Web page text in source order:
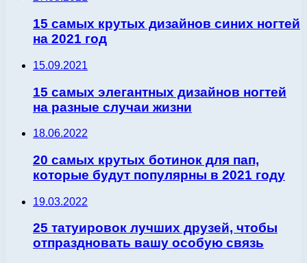
15 самых крутых дизайнов синих ногтей
на 2021 год
15.09.2021
15 самых элегантных дизайнов ногтей
на разные случаи жизни
18.06.2022
20 самых крутых ботинок для пап,
которые будут популярны в 2021 году
19.03.2022
25 татуировок лучших друзей, чтобы
отпраздновать вашу особую связь